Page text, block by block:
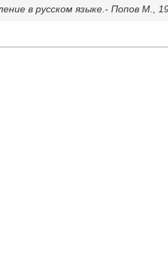
в русском языке.- Попов М.,